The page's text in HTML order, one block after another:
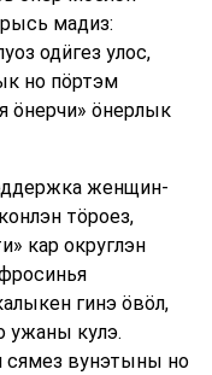
мадиз:
одӥгез улос,
но пӧртэм
ӧнерчи» ӧнерлык
женщин-
тӧроез,
кар округлэн
гинэ ӧвӧл,
кулэ.
сямез вунэтыны но